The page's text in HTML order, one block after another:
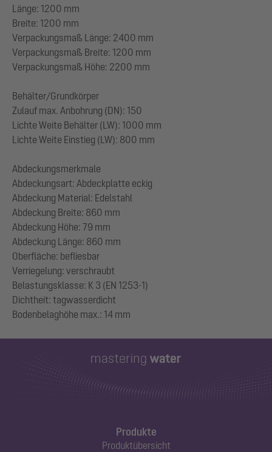
Länge: 1200 mm
Breite: 1200 mm
Verpackungsmaß Länge: 2400 mm
Verpackungsmaß Breite: 1200 mm
Verpackungsmaß Höhe: 2200 mm
Behälter/Grundkörper
Zulauf max. Anbohrung (DN): 150
Lichte Weite Behälter (LW): 1000 mm
Lichte Weite Einstieg (LW): 800 mm
Abdeckungsmerkmale
Abdeckungsart: Abdeckplatte eckig
Abdeckung Material: Edelstahl
Abdeckung Breite: 860 mm
Abdeckung Höhe: 79 mm
Abdeckung Länge: 860 mm
Oberfläche: befliesbar
Verriegelung: verschraubt
Belastungsklasse: K 3 (EN 1253-1)
Dichtheit: tagwasserdicht
Produkte
Produktübersicht